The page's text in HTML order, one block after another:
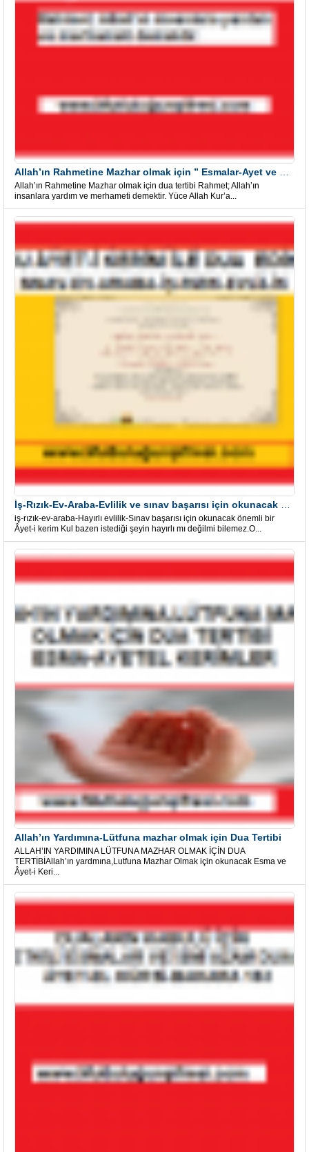
Allah’ın Rahmetine Mazhar olmak için dua tertibi Rahmet; Allah’ın
insanlara yardım ve merhameti demektir. Yüce Allah Kur’a...
iş-rızık-ev-araba-Hayırlı evlilik-Sınav başarısı için okunacak önemli bir
Âyet-i kerim Kul bazen istediği şeyin hayırlı mı değilmi bilemez.O...
Allah’ın Yardımına-Lütfuna mazhar olmak için Dua Tertibi
ALLAH’IN YARDIMINA LÜTFUNA MAZHAR OLMAK İÇİN DUA
TERTİBİAllah’ın yardmına,Lutfuna Mazhar Olmak için okunacak Esma ve
Âyet-i Keri...